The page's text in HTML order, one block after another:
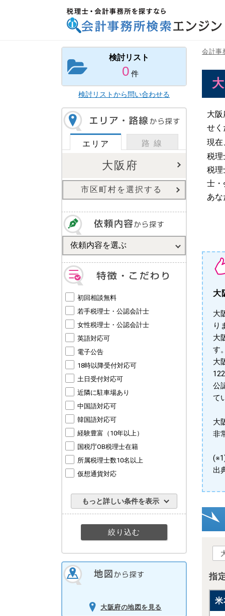
エンジン
検討リスト
0 件
検討リストから問い合わせる
エリア 路 線
大阪府
市区町村を選択する
初回相談無料
若手税理士・公認会計士
女性税理士・公認会計士
英語対応可
電子公告
18時以降受付対応可
土日受付対応可
近隣に駐車場あり
中国語対応可
韓国語対応可
経験豊富（10年以上）
国税庁OB税理士在籍
所属税理士数10名以上
仮想通貨対応
もっと詳しい条件を表示
大阪府の地図を見る
会計事
大
せく
現在
税理
税理
士・
あ
大
大
り
大
す
大
公
て
大
非
出
指